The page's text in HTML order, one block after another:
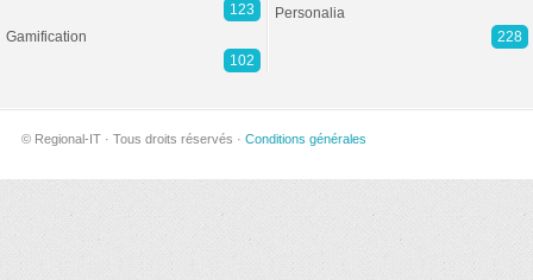
123
Gamification
102
Personalia
228
© Regional-IT · Tous droits réservés · Conditions générales